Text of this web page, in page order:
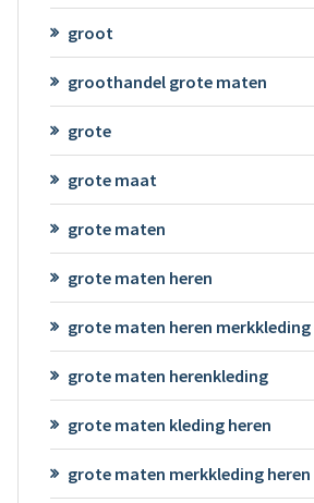
groot
groothandel grote maten
grote
grote maat
grote maten
grote maten heren
grote maten heren merkkleding
grote maten herenkleding
grote maten kleding heren
grote maten merkkleding heren